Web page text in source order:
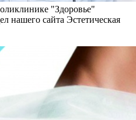
"Здоровье"
нашего сайта Эстетическая